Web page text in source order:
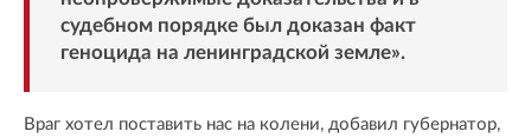
судебном порядке был доказан факт
геноцида на ленинградской земле».
Враг хотел поставить нас на колени, добавил губернатор,